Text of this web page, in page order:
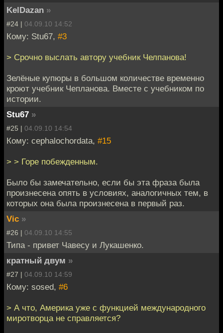
KelDazan »
#24 | 04.09.10 14:52
Кому: Stu67, #3
> Срочно выслать автору учебник Челпанова!
Зелёные купюры в большом количестве временно
кроют учебник Чепланова. Вместе с учебником по
истории.
Stu67 »
#25 | 04.09.10 14:54
Кому: cephalochordata, #15
> > Горе побежденным.
Было бы замечательно, если бы эта фраза была
произнесена опять в условиях, аналогичных тем, в
которых она была произнесена в первый раз.
Vic »
#26 | 04.09.10 14:55
Типа - привет Чавесу и Лукашенко.
кратный двум »
#27 | 04.09.10 14:59
Кому: sosed, #6
> А что, Америка уже с функцией международного
миротворца не справляется?